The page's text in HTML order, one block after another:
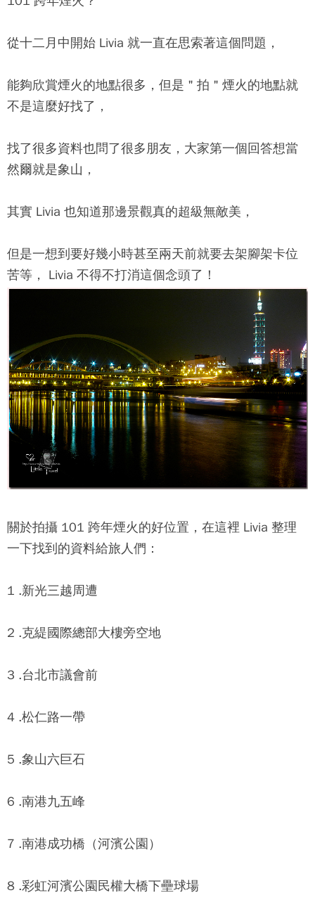
從十二月中開始 Livia 就一直在思索著這個問題，
能夠欣賞煙火的地點很多，但是＂拍＂煙火的地點就
不是這麼好找了，
找了很多資料也問了很多朋友，大家第一個回答想當
然爾就是象山，
其實 Livia 也知道那邊景觀真的超級無敵美，
但是一想到要好幾小時甚至兩天前就要去架腳架卡位
苦等， Livia 不得不打消這個念頭了！
關於拍攝 101 跨年煙火的好位置，在這裡 Livia 整理
一下找到的資料給旅人們：
1 .新光三越周遭
2 .克緹國際總部大樓旁空地
3 .台北市議會前
4 .松仁路一帶
5 .象山六巨石
6 .南港九五峰
7 .南港成功橋（河濱公園）
8 .彩虹河濱公園民權大橋下壘球場